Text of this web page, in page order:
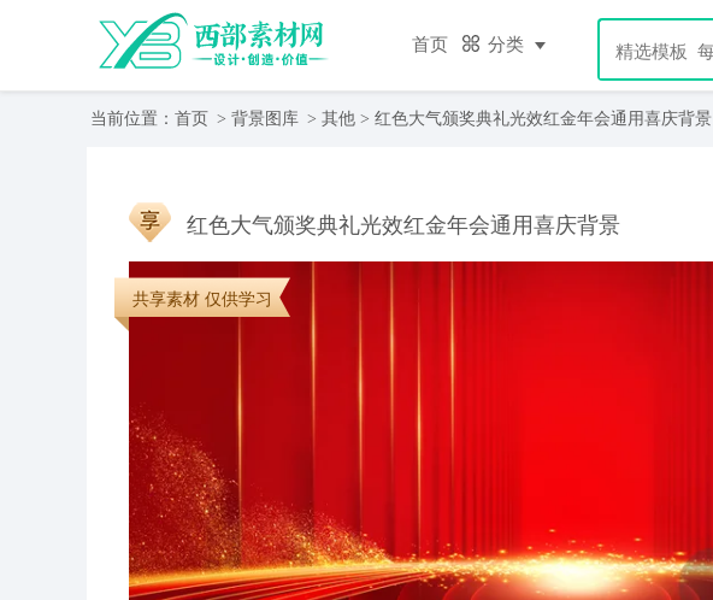
首页 分类
当前位置： 首页 > 背景图库 > 其他 > 红色大气颁奖典礼光效红金年会通用喜庆背景
共享素材 仅供学习
红色大气颁奖典礼光效红金年会通用喜庆背景